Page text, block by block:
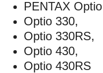
PENTAX
Optio 330,
Optio 330RS,
Optio 430,
Optio 430RS